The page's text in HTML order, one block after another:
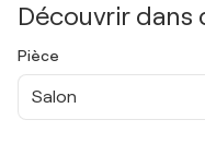
Découvrir dans
Pièce
Salon